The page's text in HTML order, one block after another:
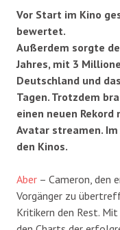
Vor Start im Kino
bewertet.
Außerdem sorgte
Jahres, mit 3
Deutschland und
Tagen. Trotzdem
einen neuen Rekord
Avatar streamen.
den Kinos.
Aber – Cameron, den
Vorgänger zu
Kritikern den Rest.